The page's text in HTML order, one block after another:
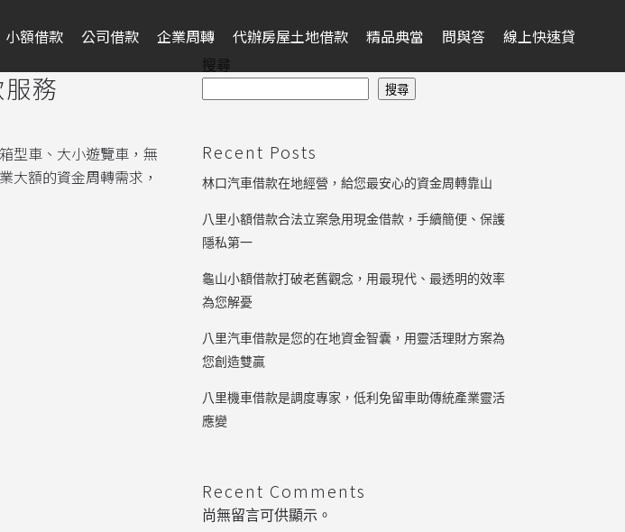
小額借款 公司借款 企業周轉 代辦房屋土地借款 精品典當 問與答 線上快速貸
務
型車、大小遊覽車，無
大額的資金周轉需求，
搜尋
搜尋
Recent Posts
林口汽車借款在地經營，給您最安心的資金周轉靠山
八里小額借款合法立案急用現金借款，手續簡便、保護
隱私第一
龜山小額借款打破老舊觀念，用最現代、最透明的效率
為您解憂
八里汽車借款是您的在地資金智囊，用靈活理財方案為
您創造雙贏
八里機車借款是調度專家，低利免留車助傳統產業靈活
應變
Recent Comments
尚無留言可供顯示。